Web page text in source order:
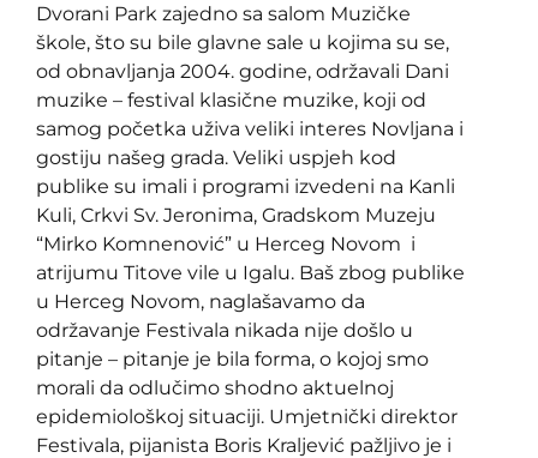
Dvorani Park zajedno sa salom Muzičke
škole, što su bile glavne sale u kojima su se,
od obnavljanja 2004. godine, održavali Dani
muzike – festival klasične muzike, koji od
samog početka uživa veliki interes Novljana i
gostiju našeg grada. Veliki uspjeh kod
publike su imali i programi izvedeni na Kanli
Kuli, Crkvi Sv. Jeronima, Gradskom Muzeju
“Mirko Komnenović” u Herceg Novom i
atrijumu Titove vile u Igalu. Baš zbog publike
u Herceg Novom, naglašavamo da
održavanje Festivala nikada nije došlo u
pitanje – pitanje je bila forma, o kojoj smo
morali da odlučimo shodno aktuelnoj
epidemiološkoj situaciji. Umjetnički direktor
Festivala, pijanista Boris Kraljević pažljivo je i